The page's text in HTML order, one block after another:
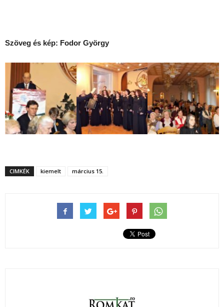
Szöveg és kép: Fodor György
CIMKÉK kiemelt március 15.